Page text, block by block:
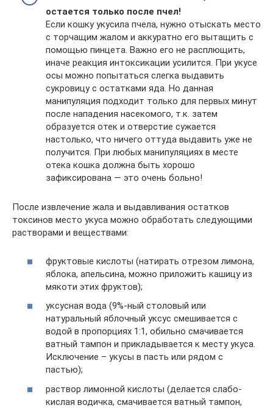
остается только после пчел!
Если кошку укусила пчела, нужно отыскать место
с торчащим жалом и аккуратно его вытащить с
помощью пинцета. Важно его не расплющить,
иначе реакция интоксикации усилится. При укусе
осы можно попытаться слегка выдавить
сукровицу с остатками яда. Но данная
манипуляция подходит только для первых минут
после нападения насекомого, т.к. затем
образуется отек и отверстие сужается
настолько, что ничего оттуда выдавить уже не
получится. При любых манипуляциях в месте
отека кошка должна быть хорошо
зафиксирована — это очень больно!
После извлечение жала и выдавливания остатков
токсинов место укуса можно обработать следующими
растворами и веществами:
фруктовые кислоты (натирать отрезом лимона,
яблока, апельсина, можно приложить кашицу из
мякоти этих фруктов);
уксусная вода (9%-ный столовый или
натуральный яблочный уксус смешивается с
водой в пропорциях 1:1, обильно смачивается
ватный тампон и прикладывается к месту укуса.
Исключение – укусы в пасть или рядом с
пастью);
раствор лимонной кислоты (делается слабо-
кислая водичка, смачивается ватный тампон,